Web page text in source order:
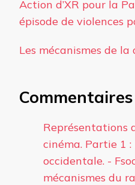
Action d’XR pour la
épisode de violences
Les mécanismes de
Représentations
cinéma. Partie 1
occidentale. -
mécanismes du